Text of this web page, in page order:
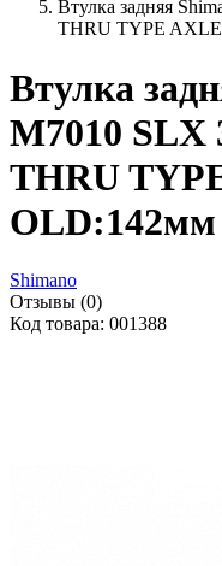
Втулка задняя
THRU TYPE
Втулка
M7010 SLX
THRU
Shimano
Отзывы (0)
Код товара: 001388